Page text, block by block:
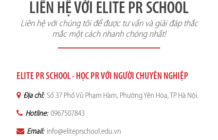
LIÊN HỆ VỚI ELITE PR SCHOOL
Liên hệ với chúng tôi để được tư vấn và giải đáp thắc
mắc một cách nhanh chóng nhất!
ELITE PR SCHOOL - HỌC PR VỚI NGƯỜI CHUYÊN NGHIỆP
Địa chỉ: Số 37 Phố Vũ Phạm Hàm, Phường Yên Hòa, TP Hà Nội.
Hotline: 0967507843
Email: info@eliteprschool.edu.vn